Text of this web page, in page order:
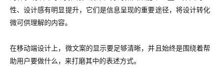
性、设计感有明显提升，它们是信息呈现的重要途径，将设计转化
微可供理解的内容。
在移动端设计上，微文案的显示要足够清晰，并且始终是围绕着帮
助用户要做什么，来打磨其中的表述方式。